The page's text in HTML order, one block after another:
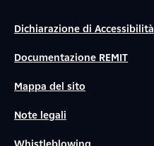
Dichiarazione di Accessibilità
Documentazione REMIT
Mappa del sito
Note legali